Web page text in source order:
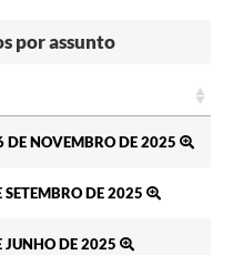
por assunto
DE NOVEMBRO DE 2025
DE 2025
JUNHO DE 2025